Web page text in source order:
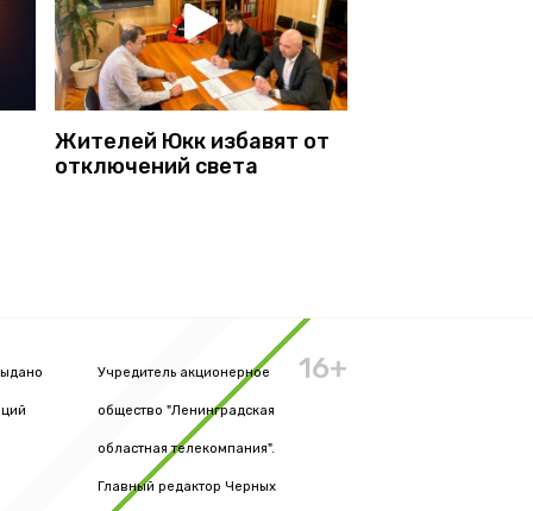
Жителей Юкк избавят от
отключений света
Учредитель акционерное
общество "Ленинградская
областная телекомпания".
Главный редактор Черных
16+